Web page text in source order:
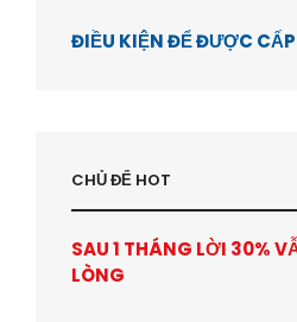
ĐIỀU KIỆN ĐỂ ĐƯỢC
CHỦ ĐỂ HOT
SAU 1 THÁNG LỜI 30%
LÒNG